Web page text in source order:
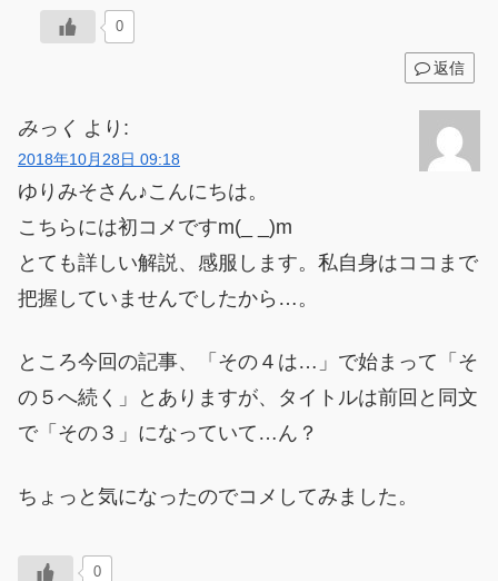
0
返信
みっく より:
2018年10月28日 09:18
ゆりみそさん♪こんにちは。
こちらには初コメですm(_ _)m
とても詳しい解説、感服します。私自身はココまで
把握していませんでしたから…。
ところ今回の記事、「その４は…」で始まって「そ
の５へ続く」とありますが、タイトルは前回と同文
で「その３」になっていて…ん？
ちょっと気になったのでコメしてみました。
0